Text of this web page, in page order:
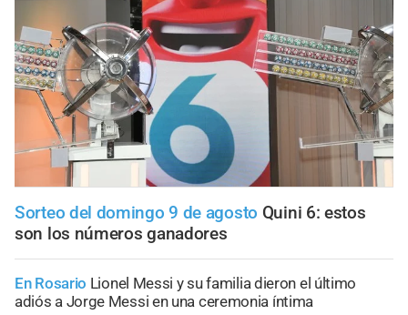
Sorteo del domingo 9 de agosto Quini 6: estos
son los números ganadores
En Rosario Lionel Messi y su familia dieron el último
adiós a Jorge Messi en una ceremonia íntima